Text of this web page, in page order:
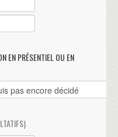
EN PRÉSENTIEL OU EN